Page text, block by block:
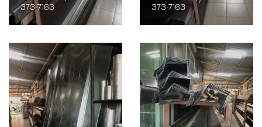
373-7163 373-7163